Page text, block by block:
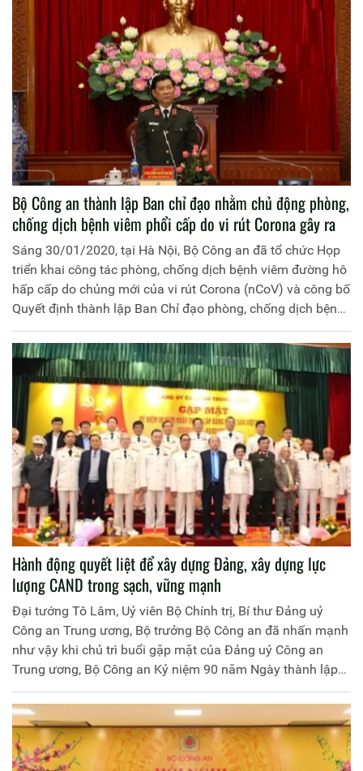
Bộ Công an thành lập Ban chỉ đạo nhằm chủ động phòng,
chống dịch bệnh viêm phổi cấp do vi rút Corona gây ra
Sáng 30/01/2020, tại Hà Nội, Bộ Công an đã tổ chức Họp
triển khai công tác phòng, chống dịch bệnh viêm đường hô
hấp cấp do chủng mới của vi rút Corona (nCoV) và công bố
Quyết định thành lập Ban Chỉ đạo phòng, chống dịch bệnh
trong Công an nhân dân (CAND). Trung tướng Nguyễn Văn
Sơn, Thứ trưởng Bộ Công an chủ trì cuộc họp.
Hành động quyết liệt để xây dựng Đảng, xây dựng lực
lượng CAND trong sạch, vững mạnh
Đại tướng Tô Lâm, Uỷ viên Bộ Chính trị, Bí thư Đảng uỷ
Công an Trung ương, Bộ trưởng Bộ Công an đã nhấn mạnh
như vậy khi chủ trì buổi gặp mặt của Đảng uỷ Công an
Trung ương, Bộ Công an Kỷ niệm 90 năm Ngày thành lập
Đảng Cộng sản Việt Nam (3-2-1930 – 3-2-2020), tổ chức
sáng nay 31-1-2020 tại Hà Nội.